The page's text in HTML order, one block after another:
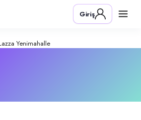
– Şirket
Ragıp Tüzün Caddesi şubesinde
Giriş
Yenimahalle